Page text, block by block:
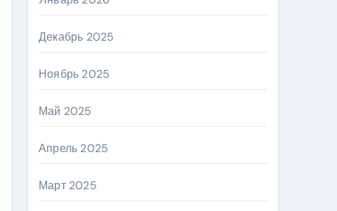
Декабрь 2025
Ноябрь 2025
Май 2025
Апрель 2025
Март 2025